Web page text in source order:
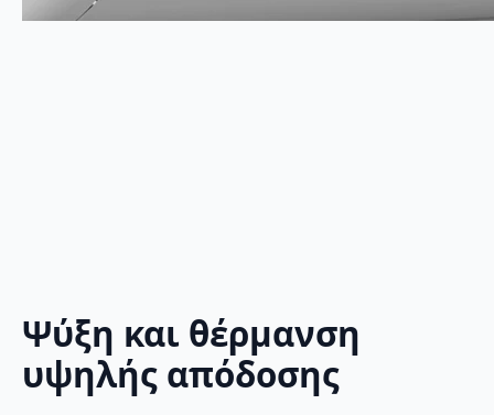
Ψύξη και θέρμανση
υψηλής απόδοσης